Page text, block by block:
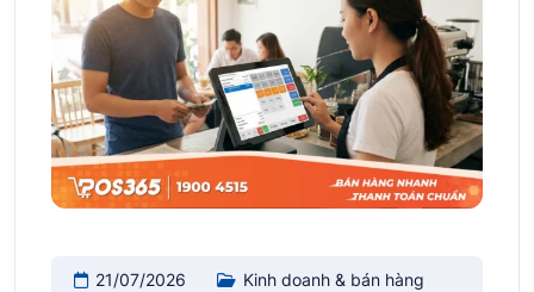
21/07/2026
Kinh doanh & bán hàng